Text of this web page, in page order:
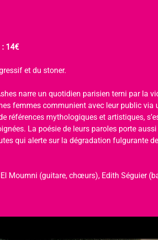
: 14€
et du stoner.
narre un quotidien parisien terni par la
femmes communient avec leur public
références mythologiques et artistiques,
La poésie de leurs paroles porte
qui alerte sur la dégradation fulgurante
Moumni (guitare, chœurs), Edith Séguier